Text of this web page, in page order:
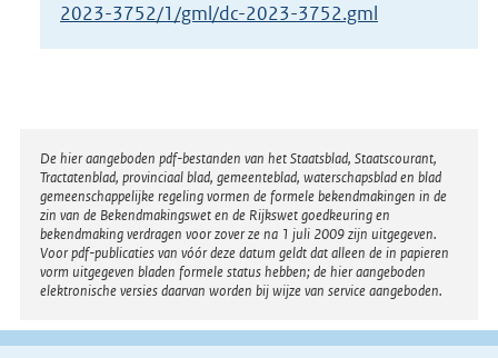
2023-3752/1/gml/dc-2023-3752.gml
Disclaimer
De hier aangeboden pdf-bestanden van het Staatsblad, Staatscourant,
Tractatenblad, provinciaal blad, gemeenteblad, waterschapsblad en blad
gemeenschappelijke regeling vormen de formele bekendmakingen in de
zin van de Bekendmakingswet en de Rijkswet goedkeuring en
bekendmaking verdragen voor zover ze na 1 juli 2009 zijn uitgegeven.
Voor pdf-publicaties van vóór deze datum geldt dat alleen de in papieren
vorm uitgegeven bladen formele status hebben; de hier aangeboden
elektronische versies daarvan worden bij wijze van service aangeboden.